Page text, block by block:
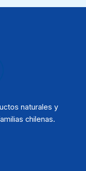
naturales y
chilenas.